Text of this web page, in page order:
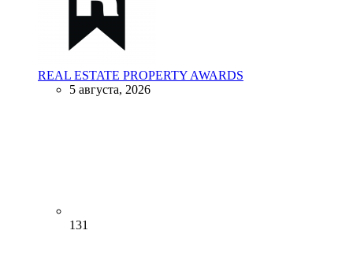
REAL ESTATE PROPERTY AWARDS
5 августа, 2026
131